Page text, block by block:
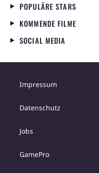
POPULÄRE STARS
KOMMENDE FILME
SOCIAL MEDIA
Impressum
Datenschutz
Jobs
GamePro